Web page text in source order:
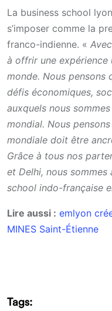
La business school
s’imposer comme la
franco-indienne. «
à offrir une
monde. Nous pensons
défis économiques,
auxquels nous
mondial. Nous
mondiale doit être
Grâce à tous nos
et Delhi, nous sommes
school indo-française
Lire aussi : emlyon
MINES Saint-Étienne
Tags: